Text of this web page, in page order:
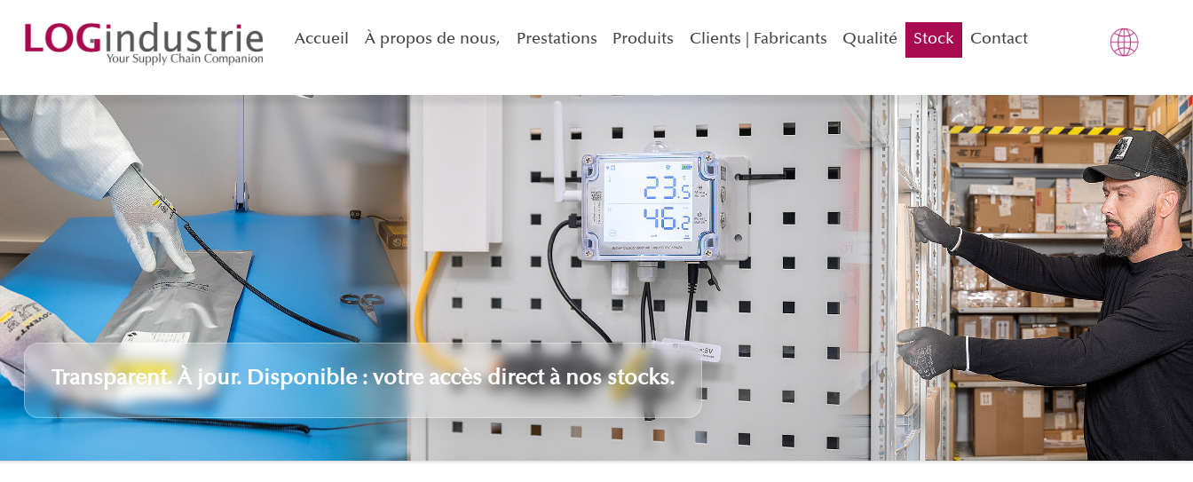
Accueil À propos de nous, Prestations Produits Clients | Fabricants Qualité Stock Contact
Transparent. À jour. Disponible : votre accès direct à nos stocks.